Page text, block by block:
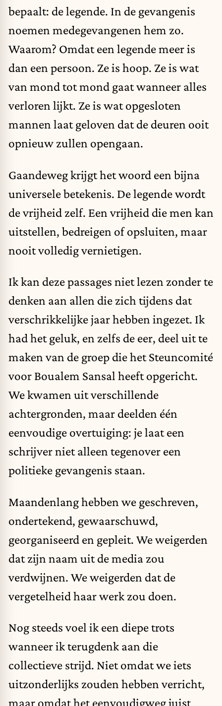
bepaalt: de legende. In de gevangenis
noemen medegevangenen hem zo.
Waarom? Omdat een legende meer is
dan een persoon. Ze is hoop. Ze is wat
van mond tot mond gaat wanneer alles
verloren lijkt. Ze is wat opgesloten
mannen laat geloven dat de deuren ooit
opnieuw zullen opengaan.
Gaandeweg krijgt het woord een bijna
universele betekenis. De legende wordt
de vrijheid zelf. Een vrijheid die men kan
uitstellen, bedreigen of opsluiten, maar
nooit volledig vernietigen.
Ik kan deze passages niet lezen zonder te
denken aan allen die zich tijdens dat
verschrikkelijke jaar hebben ingezet. Ik
had het geluk, en zelfs de eer, deel uit te
maken van de groep die het Steuncomité
voor Boualem Sansal heeft opgericht.
We kwamen uit verschillende
achtergronden, maar deelden één
eenvoudige overtuiging: je laat een
schrijver niet alleen tegenover een
politieke gevangenis staan.
Maandenlang hebben we geschreven,
ondertekend, gewaarschuwd,
georganiseerd en gepleit. We weigerden
dat zijn naam uit de media zou
verdwijnen. We weigerden dat de
vergetelheid haar werk zou doen.
Nog steeds voel ik een diepe trots
wanneer ik terugdenk aan die
collectieve strijd. Niet omdat we iets
uitzonderlijks zouden hebben verricht,
maar omdat het eenvoudigweg juist